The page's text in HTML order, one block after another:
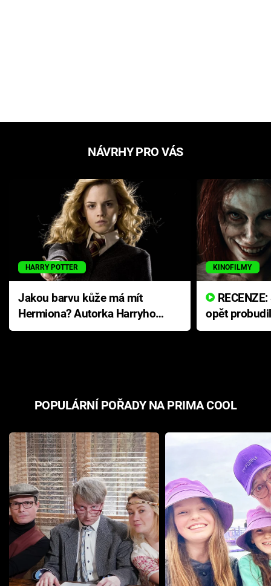
NÁVRHY PRO VÁS
HARRY POTTER
Jakou barvu kůže má mít
Hermiona? Autorka Harryho
Pottera přišla s ráznou
KINOFILMY
opět
přichází s
POPULÁRNÍ POŘADY NA PRIMA COOL